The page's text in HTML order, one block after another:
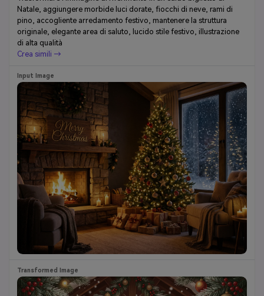
Natale, aggiungere morbide luci dorate, fiocchi di neve, rami di
pino, accogliente arredamento festivo, mantenere la struttura
originale, elegante area di saluto, lucido stile festivo, illustrazione
di alta qualità
Crea simili →